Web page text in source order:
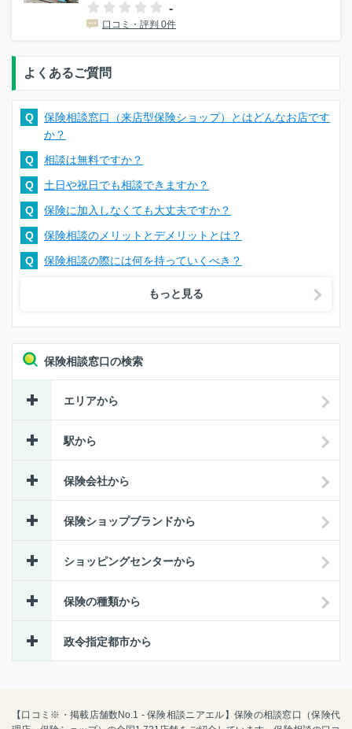
-
口コミ・評判 0件
よくあるご質問
Q
保険相談窓口（来店型保険ショップ）とはどんなお店です
か？
Q
相談は無料ですか？
Q
土日や祝日でも相談できますか？
Q
保険に加入しなくても大丈夫ですか？
Q
保険相談のメリットとデメリットとは？
Q
保険相談の際には何を持っていくべき？
もっと見る
保険相談窓口の検索
エリアから
駅から
保険会社から
保険ショップブランドから
ショッピングセンターから
保険の種類から
政令指定都市から
【口コミ※・掲載店舗数No.1 - 保険相談ニアエル】保険の相談窓口（保険代